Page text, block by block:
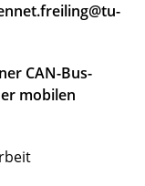
CAN-Bus-
mobilen